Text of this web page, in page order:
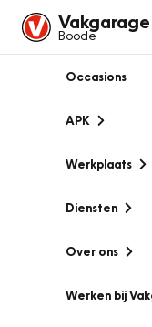
Vakgarage
Boode
Occasions
APK
Werkplaats
Diensten
Over ons
Werken bij